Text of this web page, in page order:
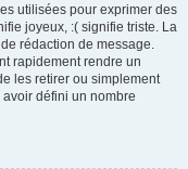
utilisées pour exprimer des
joyeux, :( signifie triste. La
rédaction de message.
rapidement rendre un
les retirer ou simplement
avoir défini un nombre